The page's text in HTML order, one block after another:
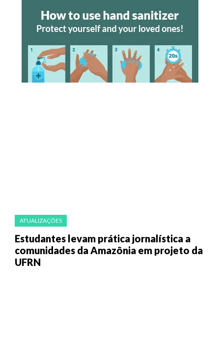
ATUALIZAÇÕES
Estudantes levam prática jornalística a
comunidades da Amazônia em projeto da
UFRN